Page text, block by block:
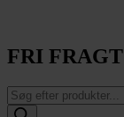
FRI FRAGT
Products
search